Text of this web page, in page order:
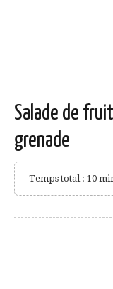
Salade de
grenade
Temps total : 10